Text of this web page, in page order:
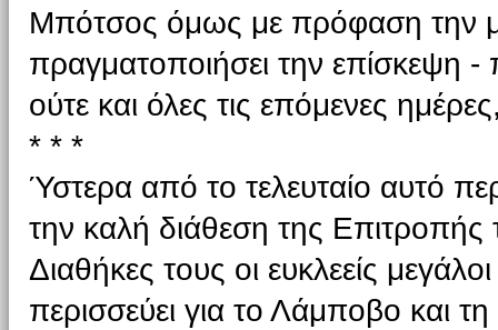
Μπότσος όμως με πρόφαση την
πραγματοποιήσει την επίσκεψη
ούτε και όλες τις επόμενες
* * *
Ύστερα από το τελευταίο αυτό
την καλή διάθεση της
Διαθήκες τους οι ευκλεείς
περισσεύει για το Λάμποβο και